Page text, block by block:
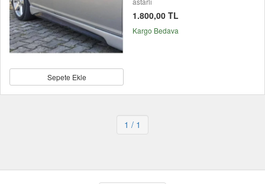
Sepete Ekle
1.800,00 TL
Kargo Bedava
1 / 1